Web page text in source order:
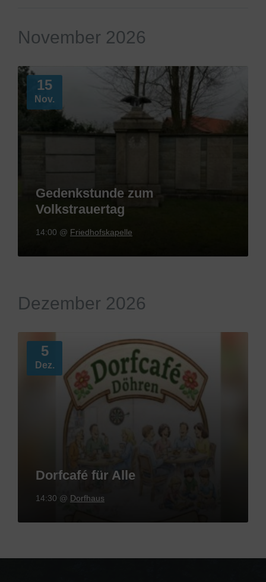
November 2026
15
Nov.
Gedenkstunde zum
Volkstrauertag
14:00 @ Friedhofskapelle
Mehr
Informationen
Dezember 2026
5
Dez.
Dorfcafé für Alle
14:30 @ Dorfhaus
Informationen